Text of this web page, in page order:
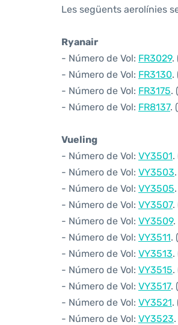
Les següents aerolínies
Ryanair
- Número de Vol: FR3029.
- Número de Vol: FR3130.
- Número de Vol: FR3175.
- Número de Vol: FR8137.
Vueling
- Número de Vol: VY3501.
- Número de Vol: VY3503
- Número de Vol: VY3505
- Número de Vol: VY3507.
- Número de Vol: VY3509.
- Número de Vol: VY3511.
- Número de Vol: VY3513.
- Número de Vol: VY3515.
- Número de Vol: VY3517.
- Número de Vol: VY3521.
- Número de Vol: VY3523